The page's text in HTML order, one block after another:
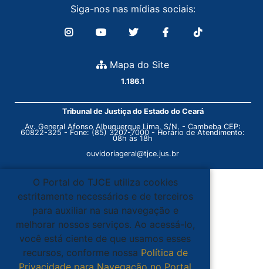
Siga-nos nas mídias sociais:
Mapa do Site
1.186.1
Tribunal de Justiça do Estado do Ceará
Av. General Afonso Albuquerque Lima, S/N. - Cambeba CEP:
60822-325 - Fone: (85) 3207-7000 - Horário de Atendimento:
08h às 18h
ouvidoriageral@tjce.jus.br
O Portal do TJCE utiliza cookies
estritamente necessários e de terceiros
para auxiliar na sua navegação e
melhorar nossos serviços. Ao acessá-lo,
você está ciente de que usamos esses
recursos, conforme nossa Política de